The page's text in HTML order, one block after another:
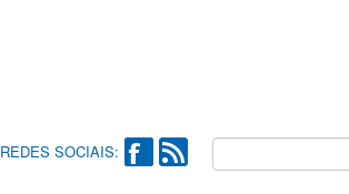
REDES SOCIAIS: